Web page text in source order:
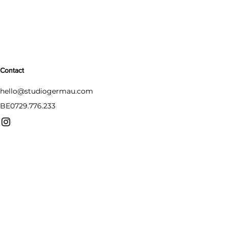
Contact
hello@studiogermau.com
BE0729.776.233